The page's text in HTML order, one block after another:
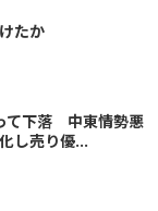
たか
て下落 中東情勢悪
し売り優...